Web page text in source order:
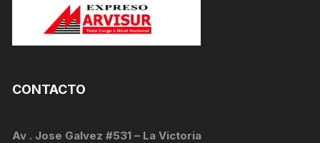
CONTACTO
Av . Jose Galvez #531 – La Victoria